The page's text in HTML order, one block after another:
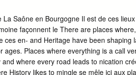
04-007 - ARRETE N°ARSBFC/DOS/
des sages-femmes dans les
169 BFC-2020-08-05-005 -
le statut du groupe hospitalier de
ressort intercommunal en
EJ : 70 000 49 1) (2 pages) Page 175
766 portant autorisation du
La Saône en Bourgogne Il est de ces
façonnent le There are places
ces en- and Heritage have been shaping
ages. Places where everything is a call
where every road leads to nication
History likes to mingle se mêle ici aux